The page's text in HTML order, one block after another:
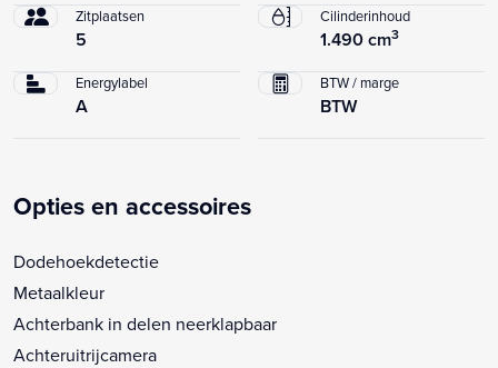
Zitplaatsen
5
Cilinderinhoud
1.490 cm3
Energylabel
A
BTW / marge
BTW
Opties en accessoires
Dodehoekdetectie
Metaalkleur
Achterbank in delen neerklapbaar
Achteruitrijcamera